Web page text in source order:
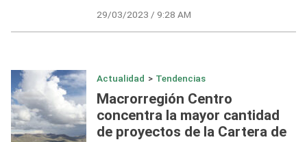
29/03/2023 / 9:28 AM
Actualidad > Tendencias
Macrorregión Centro
concentra la mayor cantidad
de proyectos de la Cartera de